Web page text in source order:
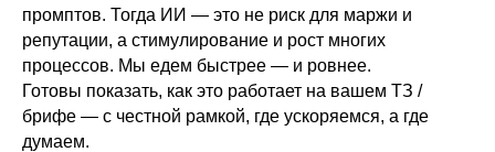
промптов. Тогда ИИ — это не риск для маржи и
репутации, а стимулирование и рост многих
процессов. Мы едем быстрее — и ровнее.
Готовы показать, как это работает на вашем ТЗ /
брифе — с честной рамкой, где ускоряемся, а где
думаем.